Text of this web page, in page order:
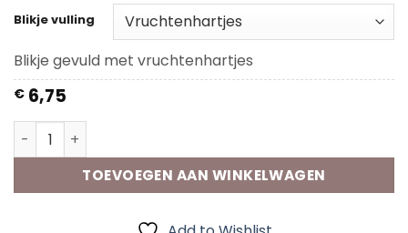
Blikje vulling
Blikje gevuld met vruchtenhartjes
€ 6,75
Kadoblik - Toevallig Juf aantal
TOEVOEGEN AAN WINKELWAGEN